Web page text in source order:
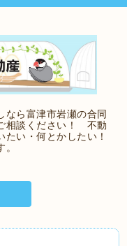
なら富津市岩瀬の合同
相談ください！ 不動
い・何とかしたい！